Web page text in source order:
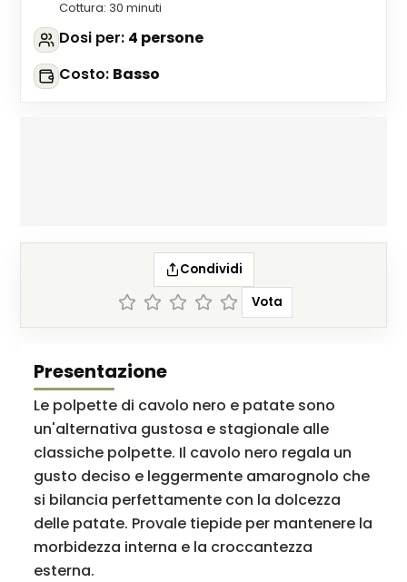
Cottura: 30 minuti
Dosi per: 4 persone
Costo: Basso
Condividi
Vota
Presentazione
Le polpette di cavolo nero e patate sono
un'alternativa gustosa e stagionale alle
classiche polpette. Il cavolo nero regala un
gusto deciso e leggermente amarognolo che
si bilancia perfettamente con la dolcezza
delle patate. Provale tiepide per mantenere la
morbidezza interna e la croccantezza
esterna.